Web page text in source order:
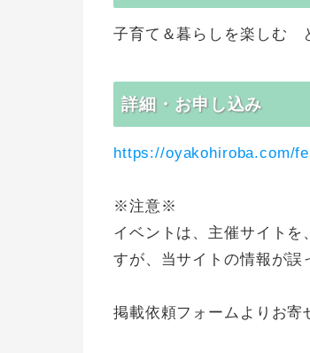
子育て＆暮らしを楽しむ
詳細・お申し込み
https://oyakohiroba.com/
※注意※
イベントは、主催サイトを
すが、当サイトの情報が誤
掲載依頼フォームよりお寄